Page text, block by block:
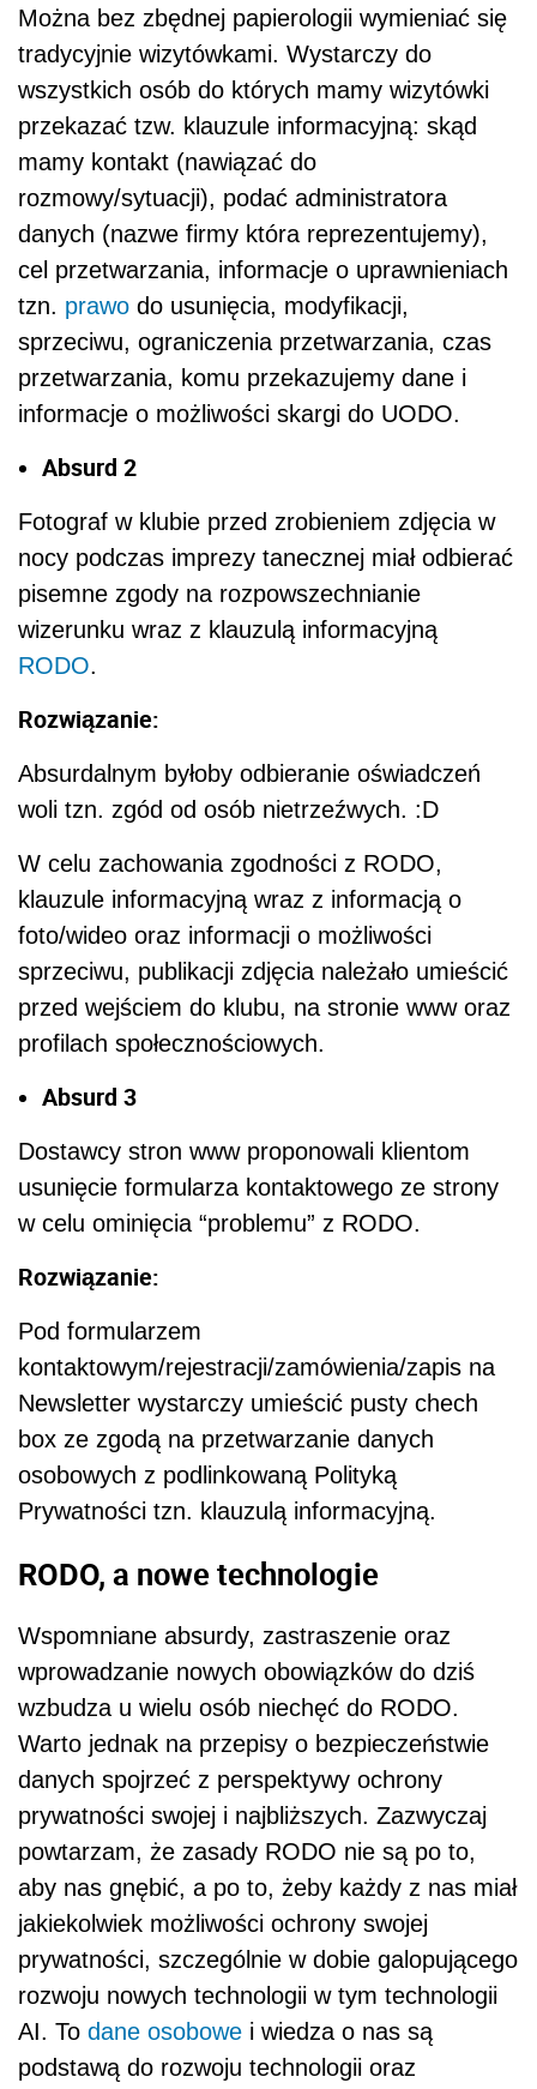
Można bez zbędnej papierologii wymieniać się
tradycyjnie wizytówkami. Wystarczy do
wszystkich osób do których mamy wizytówki
przekazać tzw. klauzule informacyjną: skąd
mamy kontakt (nawiązać do
rozmowy/sytuacji), podać administratora
danych (nazwe firmy która reprezentujemy),
cel przetwarzania, informacje o uprawnieniach
tzn. prawo do usunięcia, modyfikacji,
sprzeciwu, ograniczenia przetwarzania, czas
przetwarzania, komu przekazujemy dane i
informacje o możliwości skargi do UODO.
Absurd 2
Fotograf w klubie przed zrobieniem zdjęcia w
nocy podczas imprezy tanecznej miał odbierać
pisemne zgody na rozpowszechnianie
wizerunku wraz z klauzulą informacyjną
RODO.
Rozwiązanie:
Absurdalnym byłoby odbieranie oświadczeń
woli tzn. zgód od osób nietrzeźwych. :D
W celu zachowania zgodności z RODO,
klauzule informacyjną wraz z informacją o
foto/wideo oraz informacji o możliwości
sprzeciwu, publikacji zdjęcia należało umieścić
przed wejściem do klubu, na stronie www oraz
profilach społecznościowych.
Absurd 3
Dostawcy stron www proponowali klientom
usunięcie formularza kontaktowego ze strony
w celu ominięcia “problemu” z RODO.
Rozwiązanie:
Pod formularzem
kontaktowym/rejestracji/zamówienia/zapis na
Newsletter wystarczy umieścić pusty chech
box ze zgodą na przetwarzanie danych
osobowych z podlinkowaną Polityką
Prywatności tzn. klauzulą informacyjną.
RODO, a nowe technologie
Wspomniane absurdy, zastraszenie oraz
wprowadzanie nowych obowiązków do dziś
wzbudza u wielu osób niechęć do RODO.
Warto jednak na przepisy o bezpieczeństwie
danych spojrzeć z perspektywy ochrony
prywatności swojej i najbliższych. Zazwyczaj
powtarzam, że zasady RODO nie są po to,
aby nas gnębić, a po to, żeby każdy z nas miał
jakiekolwiek możliwości ochrony swojej
prywatności, szczególnie w dobie galopującego
rozwoju nowych technologii w tym technologii
AI. To dane osobowe i wiedza o nas są
podstawą do rozwoju technologii oraz